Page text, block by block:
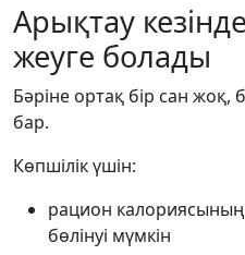
Арықтау
жеуге болады
Бәріне ортақ бір сан жоқ,
бар.
Көпшілік үшін:
рацион калориясының
бөлінуі мүмкін